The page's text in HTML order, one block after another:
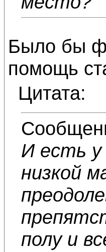
Было бы
помощь
Цитата:
И есть у
низкой
полу и